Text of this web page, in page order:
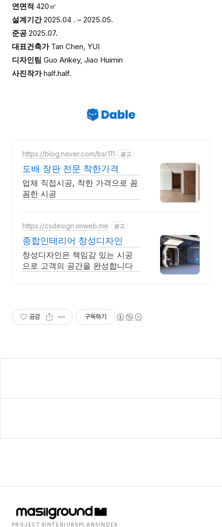
연면적 420㎡
설계기간2025.04 . – 2025.05.
준공 2025.07.
대표건축가 Tan Chen, YUI
디자인팀 Guo Ankey, Jiao Huimin
사진작가half.half.
https://blog.naver.com/bsr111 광고
도배 장판 전문 착한가격
업체 직접시공, 착한 가격으로 꼼
꼼한 시공
https://csdesign.imweb.me 광고
종합인테리어 창성디자인
창성디자인은 책임감 있는 시공
으로 고객의 공간을 완성합니다
공감 구독하기
PROJECTSINTERIORS PLANS INDEX